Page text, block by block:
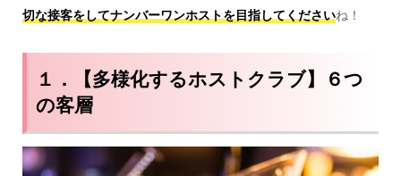
切な接客をしてナンバーワンホストを目指してくださいね！
１．【多様化するホストクラブ】６つ
の客層